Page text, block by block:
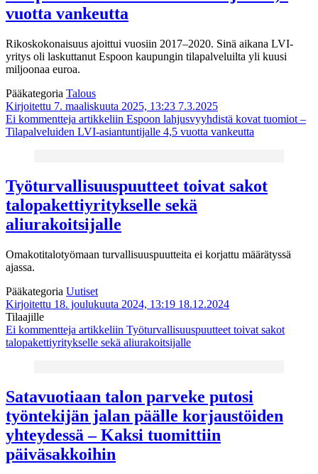
vuotta vankeutta
Rikoskokonaisuus ajoittui vuosiin 2017–2020. Sinä aikana LVI-
yritys oli laskuttanut Espoon kaupungin tilapalveluilta yli kuusi
miljoonaa euroa.
Pääkategoria Talous
Kirjoitettu 7. maaliskuuta 2025, 13:23 7.3.2025
Ei kommentteja artikkeliin Espoon lahjusvyyhdistä kovat tuomiot –
Tilapalveluiden LVI-asiantuntijalle 4,5 vuotta vankeutta
Työturvallisuuspuutteet toivat sakot
talopakettiyritykselle sekä
aliurakoitsijalle
Omakotitalotyömaan turvallisuuspuutteita ei korjattu määrätyssä
ajassa.
Pääkategoria Uutiset
Kirjoitettu 18. joulukuuta 2024, 13:19 18.12.2024
Tilaajille
Ei kommentteja artikkeliin Työturvallisuuspuutteet toivat sakot
talopakettiyritykselle sekä aliurakoitsijalle
Satavuotiaan talon parveke putosi
työntekijän jalan päälle korjaustöiden
yhteydessä – Kaksi tuomittiin
päiväsakkoihin